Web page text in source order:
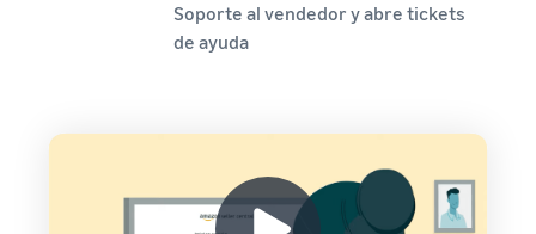
Soporte al vendedor y abre tickets
de ayuda